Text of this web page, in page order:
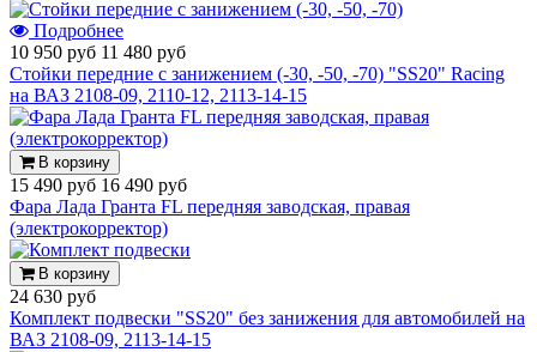
Подробнее
10 950 руб 11 480 руб
Стойки передние с занижением (-30, -50, -70) "SS20" Racing
на ВАЗ 2108-09, 2110-12, 2113-14-15
В корзину
15 490 руб 16 490 руб
Фара Лада Гранта FL передняя заводская, правая
(электрокорректор)
В корзину
24 630 руб
Комплект подвески "SS20" без занижения для автомобилей на
ВАЗ 2108-09, 2113-14-15